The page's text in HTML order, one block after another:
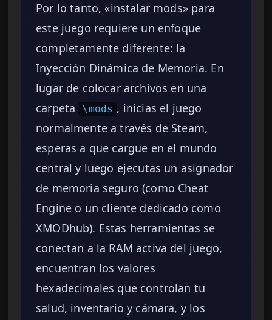
Por lo tanto, «instalar mods» para
este juego requiere un enfoque
completamente diferente: la
Inyección Dinámica de Memoria. En
lugar de colocar archivos en una
carpeta
\mods , inicias el juego
normalmente a través de Steam,
esperas a que cargue en el mundo
central y luego ejecutas un asignador
de memoria seguro (como Cheat
Engine o un cliente dedicado como
XMODhub). Estas herramientas se
conectan a la RAM activa del juego,
encuentran los valores
hexadecimales que controlan tu
salud, inventario y cámara, y los